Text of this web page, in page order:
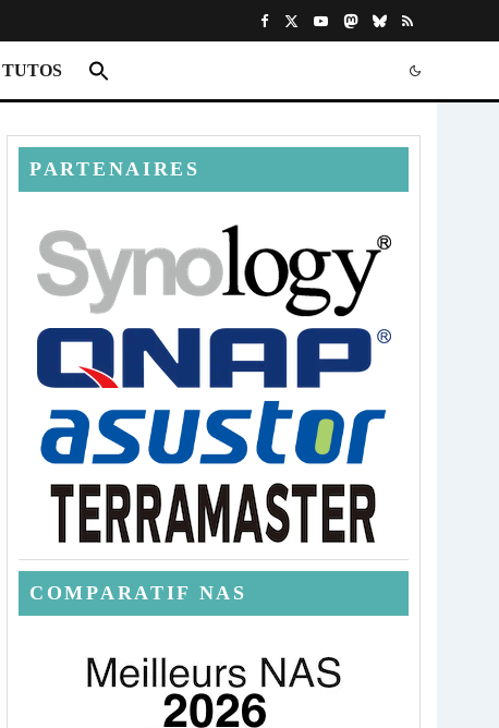
TUTOS
PARTENAIRES
COMPARATIF NAS